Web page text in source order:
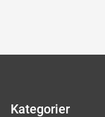
Kategorier